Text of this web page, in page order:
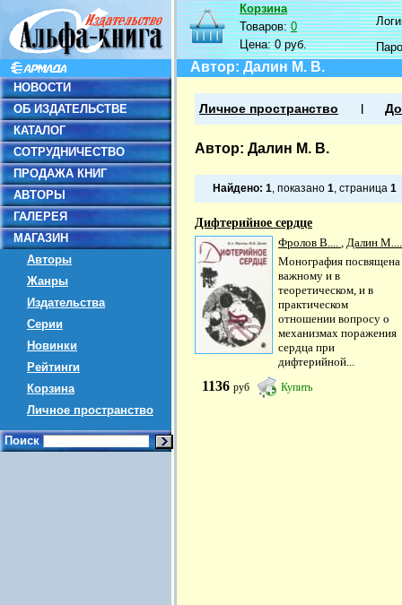
НОВОСТИ
ОБ ИЗДАТЕЛЬСТВЕ
КАТАЛОГ
СОТРУДНИЧЕСТВО
ПРОДАЖА КНИГ
АВТОРЫ
ГАЛЕРЕЯ
МАГАЗИН
Авторы
Жанры
Издательства
Серии
Новинки
Рейтинги
Корзина
Личное пространство
Поиск
Корзина
Товаров:0
Цена:0 руб.
Автор: Далин М. В.
Личное пространство
Автор: Далин М. В.
Найдено: 1, показано 1, страница 1
Дифтерийное сердце
Фролов В.... , Далин М....
Монография посвящена
важному и в
теоретическом, и в
практическом
отношении вопросу о
механизмах поражения
сердца при
дифтерийной...
1136 руб Купить